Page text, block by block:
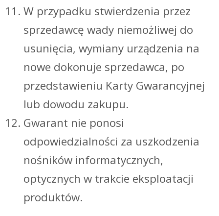
W przypadku stwierdzenia przez
sprzedawcę wady niemożliwej do
usunięcia, wymiany urządzenia na
nowe dokonuje sprzedawca, po
przedstawieniu Karty Gwarancyjnej
lub dowodu zakupu.
Gwarant nie ponosi
odpowiedzialności za uszkodzenia
nośników informatycznych,
optycznych w trakcie eksploatacji
produktów.